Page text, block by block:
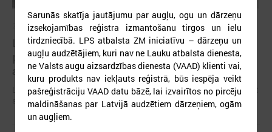
2026. gada 09. jūlijs
LPS: apreibinošu vielu ietekmē esošu bērnu
profilakses iestādi nedrīkst slēgt bez droša
alternatīva risinājuma
LPS: apreibinošu vielu ietekmē esošu bērnu profilakses iestādi nedrīkst
slēgt bez droša alternatīva risinājuma
Sarunās skatīja jautājumu par augļu, ogu un dārzeņu
izsekojamības reģistra izmantošanu tirgos un ielu
tirdzniecībā. LPS atbalsta ZM iniciatīvu – dārzeņu un
augļu audzētājiem, kuri nav ne Lauku atbalsta dienesta,
ne Valsts augu aizsardzības dienesta (VAAD) klienti vai,
kuru produkts nav iekļauts reģistrā, būs iespēja veikt
pašreģistrāciju VAAD datu bāzē, lai izvairītos no pircēju
maldināšanas par Latvijā audzētiem dārzeņiem, ogām
un augļiem.